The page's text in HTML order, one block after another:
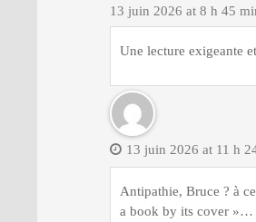
13 juin 2026 at 8 h 45
Une lecture exigeante
13 juin 2026 at 11 h
Antipathie, Bruce ? à
a book by its cover »…